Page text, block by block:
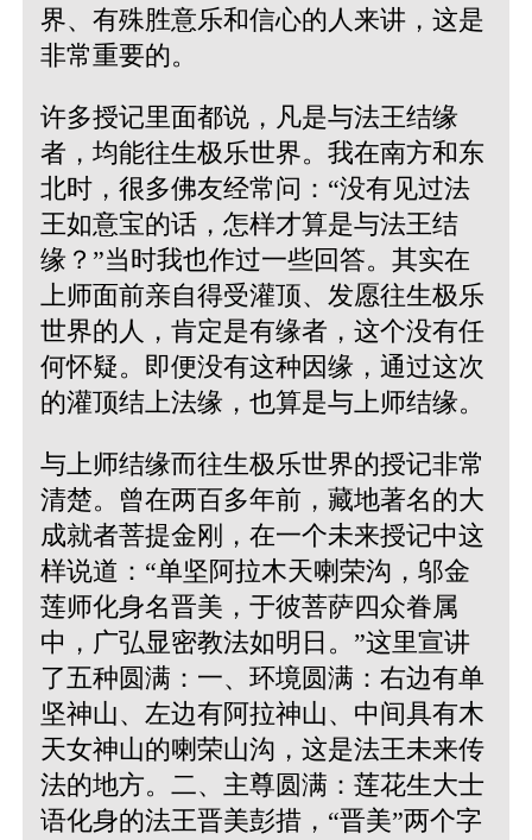
界、有殊胜意乐和信心的人来讲，这是
非常重要的。
许多授记里面都说，凡是与法王结缘
者，均能往生极乐世界。我在南方和东
北时，很多佛友经常问：“没有见过法
王如意宝的话，怎样才算是与法王结
缘？”当时我也作过一些回答。其实在
上师面前亲自得受灌顶、发愿往生极乐
世界的人，肯定是有缘者，这个没有任
何怀疑。即便没有这种因缘，通过这次
的灌顶结上法缘，也算是与上师结缘。
与上师结缘而往生极乐世界的授记非常
清楚。曾在两百多年前，藏地著名的大
成就者菩提金刚，在一个未来授记中这
样说道：“单坚阿拉木天喇荣沟，邬金
莲师化身名晋美，于彼菩萨四众眷属
中，广弘显密教法如明日。”这里宣讲
了五种圆满：一、环境圆满：右边有单
坚神山、左边有阿拉神山、中间具有木
天女神山的喇荣山沟，这是法王未来传
法的地方。二、主尊圆满：莲花生大士
语化身的法王晋美彭措，“晋美”两个字